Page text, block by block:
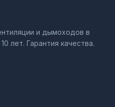
и дымоходов в
лет. Гарантия качества.